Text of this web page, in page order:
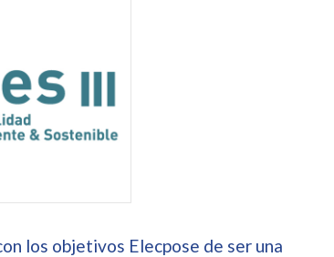
los objetivos Elecpose de ser una